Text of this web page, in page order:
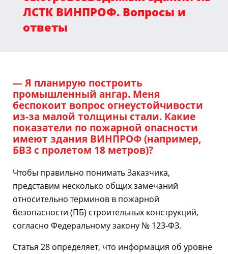
ЛСТК ВИНПРОФ. Вопросы и
ответы
— Я планирую построить
промышленный ангар. Меня
беспокоит вопрос огнеустойчивости
из-за малой толщины стали. Какие
показатели по пожарной опасности
имеют здания ВИНПРОФ (например,
БВЗ с пролетом 18 метров)?
Чтобы правильно понимать Заказчика,
представим несколько общих замечаний
относительно терминов в пожарной
безопасности (ПБ) строительных конструкций,
согласно Федеральному закону № 123-ФЗ.
Статья 28 определяет, что информация об уровне